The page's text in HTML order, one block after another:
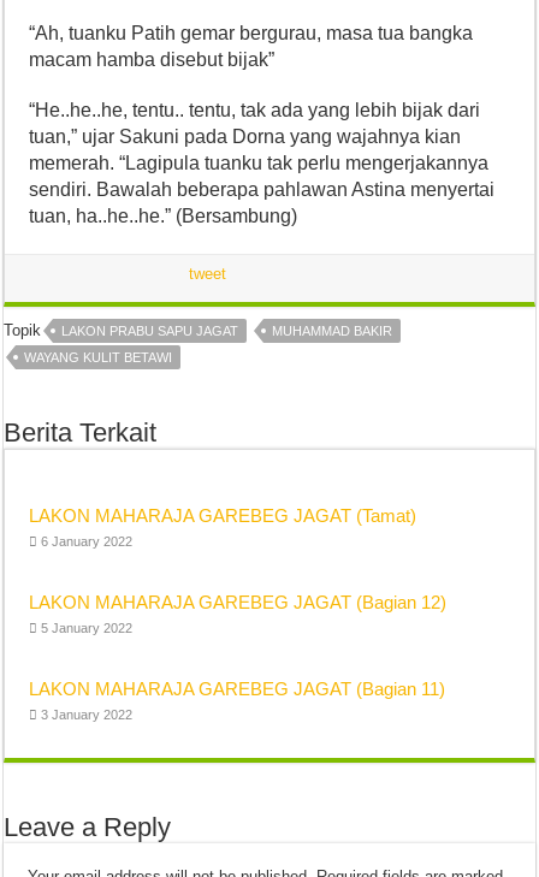
“Ah, tuanku Patih gemar bergurau, masa tua bangka
macam hamba disebut bijak”
“He..he..he, tentu.. tentu, tak ada yang lebih bijak dari
tuan,” ujar Sakuni pada Dorna yang wajahnya kian
memerah. “Lagipula tuanku tak perlu mengerjakannya
sendiri. Bawalah beberapa pahlawan Astina menyertai
tuan, ha..he..he.” (Bersambung)
tweet
Topik LAKON PRABU SAPU JAGAT
MUHAMMAD BAKIR
WAYANG KULIT BETAWI
Berita Terkait
LAKON MAHARAJA GAREBEG JAGAT (Tamat)
6 January 2022
LAKON MAHARAJA GAREBEG JAGAT (Bagian 12)
5 January 2022
LAKON MAHARAJA GAREBEG JAGAT (Bagian 11)
3 January 2022
Leave a Reply